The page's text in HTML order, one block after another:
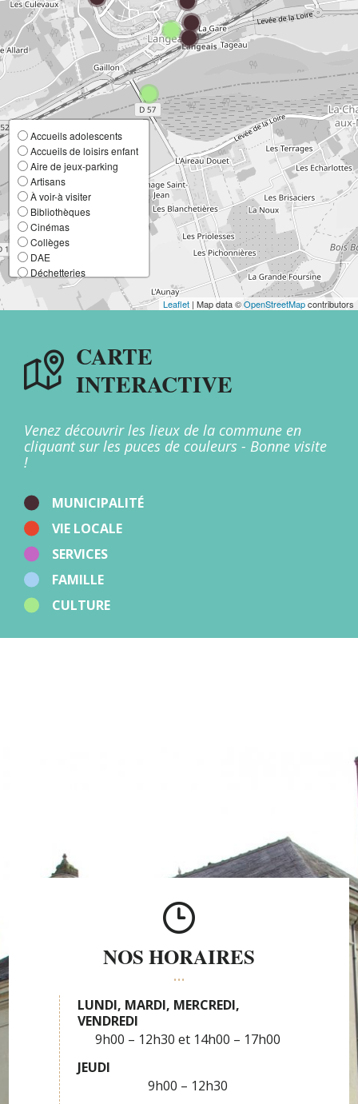
Accueils adolescents
Accueils de loisirs enfant
Aire de jeux-parking
Artisans
À voir-à visiter
Bibliothèques
Cinémas
Collèges
DAE
Déchetteries
Ecoles élémentaires
Ecoles maternelles
Lieux de culte
Mairies
Multi-accueil
Offices de Tourisme
Points d'apport volontaire
Restaurants
Salles
Sport
Zones d'activités
Autres
Leaflet | Map data ©OpenStreetMapcontributors
CARTE
INTERACTIVE
Venez découvrir les lieux de la commune en
cliquant sur les puces de couleurs - Bonne visite
!
MUNICIPALITÉ
VIE LOCALE
SERVICES
FAMILLE
CULTURE
NOS HORAIRES
LUNDI, MARDI, MERCREDI,
VENDREDI
9h00 – 12h30
14h00 – 17h00
JEUDI
9h00 – 12h30